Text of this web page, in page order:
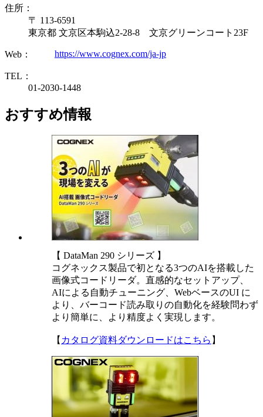
住所：
〒 113-6591
東京都 文京区本駒込2-28-8 文京グリーンコート23F
Web： https://www.cognex.com/ja-jp
TEL：
01-2030-1448
おすすめ情報
【 DataMan 290 シリーズ 】
コグネックス製品で初となる3つのAIを搭載した
画像式コードリーダ。直感的なセットアップ、
AIによる自動チューニング、WebベースのUI に
より、バーコード読み取りの自動化を経験問わず
より簡単に、より精度よく実現します。
【 カタログ資料ダウンロードはこちら 】